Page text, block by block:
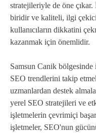
stratejileriyle de öne
biridir ve kaliteli, ilgi
kullanıcıların dikkatini
kazanmak için önemlidir.
Samsun Canik bölgesinde
SEO trendlerini takip
uzmanlardan destek
yerel SEO stratejileri ve
işletmelerin çevrimiçi
işletmeler, SEO'nun